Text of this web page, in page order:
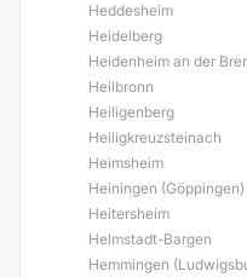
Heddesheim
Heidelberg
Heidenheim an der
Heilbronn
Heiligenberg
Heiligkreuzsteinach
Heimsheim
Heiningen (Göppingen)
Heitersheim
Helmstadt-Bargen
Hemmingen